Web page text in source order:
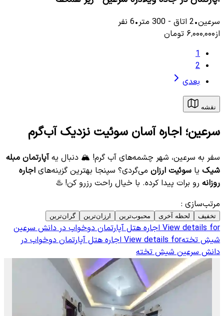
سرعین•
2 اتاق -
300 متر•
6 نفر
از۶٬۰۰۰٬۰۰۰ تومان
1
2
بعدی
نقشه
سرعین؛ اجاره آسان سوئیت نزدیک آب‌گرم
سفر به سرعین، شهر چشمه‌های آب گرم! 🏔️ دنبال یهآپارتمان مبله
شیک یا سوئیت ارزان می‌گردی؟ سپنجا بهترین گزینه‌های اجاره
روزانه رو برات پیدا کرده. با خیال راحت رزرو کن! ♨️
مرتب‌سازی :
تخفیف لحظه آخری محبوب‌ترین ارزان‌ترین گران‌ترین
View details for اجاره هتل آپارتمان دوخواب در دانش سرعین
شیش تختهView details for اجاره هتل آپارتمان دوخواب در
دانش سرعین شیش تخته